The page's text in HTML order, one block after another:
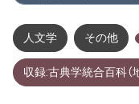
人文学 その他
収録:古典学統合百科（